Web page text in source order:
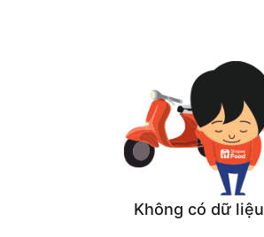
Không có dữ liệu